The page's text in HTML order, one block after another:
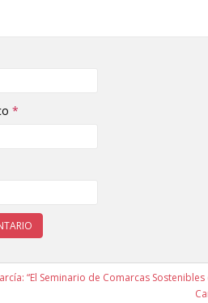
*
de entradas
“El Seminario de Comarcas